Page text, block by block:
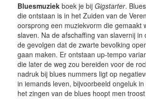
Bluesmuziekboek je bij Gigstarter.
die ontstaan is in het Zuiden van de
oorsprong een muziekvorm die gemaakt
slaven. Na de afschaffing van slavernij in
de gevolgen dat de zwarte bevolking
gaan maken. Er ontstaan up-tempo
die later de weg zou bereiden voor de
nadruk bij blues nummers ligt op
in iemands leven, bijvoorbeeld ongeluk
het zingen van de blues hoopt men